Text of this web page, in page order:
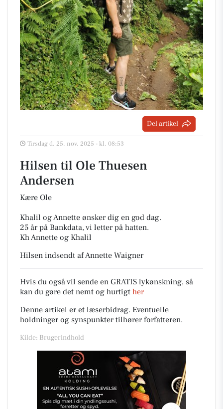
Del artikel
Tirsdag d. 25. nov. 2025 - kl. 08:53
Hilsen til Ole Thuesen
Andersen
Kære Ole
Khalil og Annette ønsker dig en god dag.
25 år på Bankdata, vi letter på hatten.
Kh Annette og Khalil
Hilsen indsendt af Annette Waigner
Hvis du også vil sende en GRATIS lykønskning, så
kan du gøre det nemt og hurtigt her
Denne artikel er et læserbidrag. Eventuelle
holdninger og synspunkter tilhører forfatteren.
Kilde: Brugerindhold